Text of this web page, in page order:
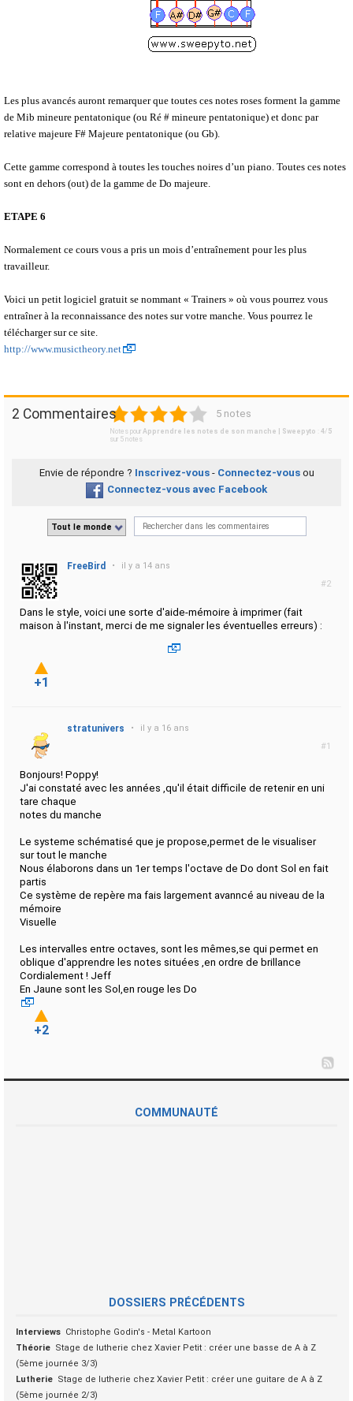
Les plus avancés auront remarquer que toutes ces notes roses forment la gamme
de Mib mineure pentatonique (ou Ré # mineure pentatonique) et donc par
relative majeure F# Majeure pentatonique (ou Gb).
Cette gamme correspond à toutes les touches noires d’un piano. Toutes ces notes
sont en dehors (out) de la gamme de Do majeure.
ETAPE 6
Normalement ce cours vous a pris un mois d’entraînement pour les plus
travailleur.
Voici un petit logiciel gratuit se nommant « Trainers » où vous pourrez vous
entraîner à la reconnaissance des notes sur votre manche. Vous pourrez le
télécharger sur ce site.
http://www.musictheory.net
2 Commentaires
1 2 3 4 5 notes
Notes pour Apprendre les notes de son manche | Sweepyto 4/ 5
sur 5 notes
Envie de répondre ? Inscrivez-vous- Connectez-vousou
Connectez-vous avec Facebook
Tout le monde
#2
FreeBird • il y a 14 ans
Dans le style, voici une sorte d'aide-mémoire à imprimer (fait
maison à l'instant, merci de me signaler les éventuelles erreurs) :
+1
#1
stratunivers • il y a 16 ans
Bonjours! Poppy!
J'ai constaté avec les années ,qu'il était difficile de retenir en uni
tare chaque
notes du manche
Le systeme schématisé que je propose,permet de le visualiser
sur tout le manche
Nous élaborons dans un 1er temps l'octave de Do dont Sol en fait
partis
Ce système de repère ma fais largement avanncé au niveau de la
mémoire
Visuelle
Les intervalles entre octaves, sont les mêmes,se qui permet en
oblique d'apprendre les notes situées ,en ordre de brillance
Cordialement ! Jeff
En Jaune sont les Sol,en rouge les Do
+2
COMMUNAUTÉ
DOSSIERS PRÉCÉDENTS
Interviews Christophe Godin's - Metal Kartoon
Théorie Stage de lutherie chez Xavier Petit : créer une basse de A à Z
(5ème journée 3/3)
Lutherie Stage de lutherie chez Xavier Petit : créer une guitare de A à Z
(5ème journée 2/3)